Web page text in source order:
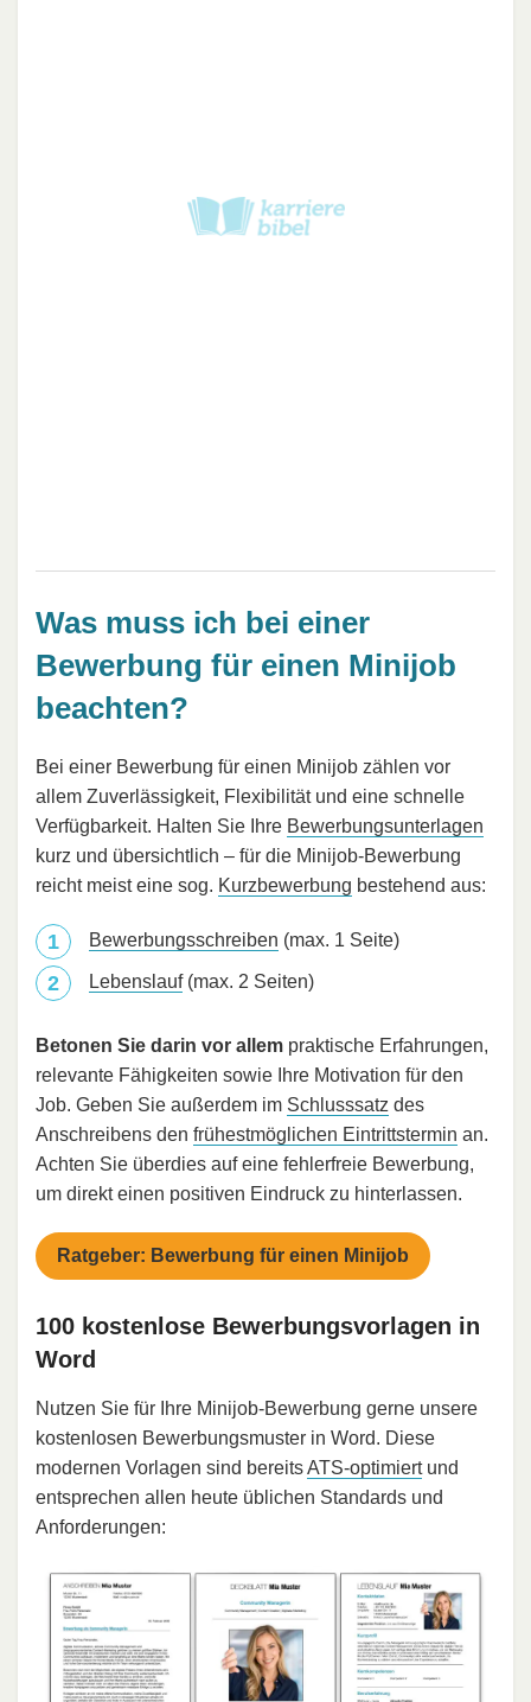
Was muss ich bei einer
Bewerbung für einen Minijob
beachten?
Bei einer Bewerbung für einen Minijob zählen vor
allem Zuverlässigkeit, Flexibilität und eine schnelle
Verfügbarkeit. Halten Sie Ihre Bewerbungsunterlagen
kurz und übersichtlich – für die Minijob-Bewerbung
reicht meist eine sog. Kurzbewerbung bestehend aus:
Bewerbungsschreiben (max. 1 Seite)
Lebenslauf(max. 2 Seiten)
Betonen Sie darin vor allem praktische Erfahrungen,
relevante Fähigkeiten sowie Ihre Motivation für den
Job. Geben Sie außerdem im Schlusssatz des
Anschreibens den frühestmöglichen Eintrittstermin an.
Achten Sie überdies auf eine fehlerfreie Bewerbung,
um direkt einen positiven Eindruck zu hinterlassen.
Ratgeber: Bewerbung für einen Minijob
100 kostenlose Bewerbungsvorlagen in
Word
Nutzen Sie für Ihre Minijob-Bewerbung gerne unsere
kostenlosen Bewerbungsmuster in Word. Diese
modernen Vorlagen sind bereitsATS-optimiertund
entsprechen allen heute üblichen Standards und
Anforderungen: